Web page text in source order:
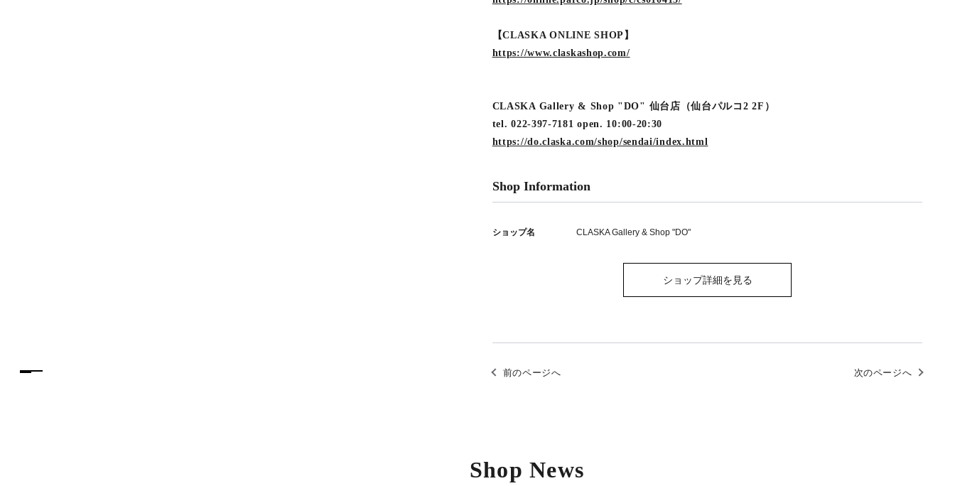
【CLASKA ONLINE SHOP】
https://www.claskashop.com/
CLASKA Gallery & Shop "DO" 仙台店（仙台パルコ2 2F）
tel. 022-397-7181 open. 10:00-20:30
https://do.claska.com/shop/sendai/index.html
Shop Information
ショップ名 CLASKA Gallery & Shop "DO"
ショップ詳細を見る
前のページへ 次のページへ
Shop News